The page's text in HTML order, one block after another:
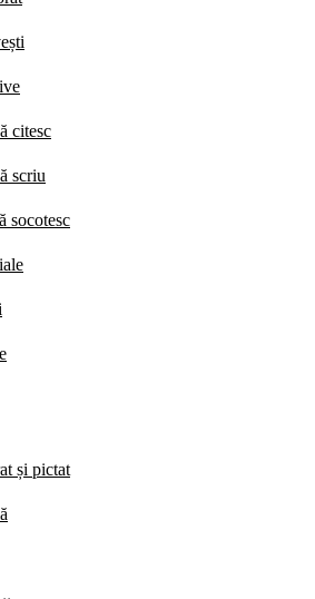
citesc
scriu
socotesc
și pictat